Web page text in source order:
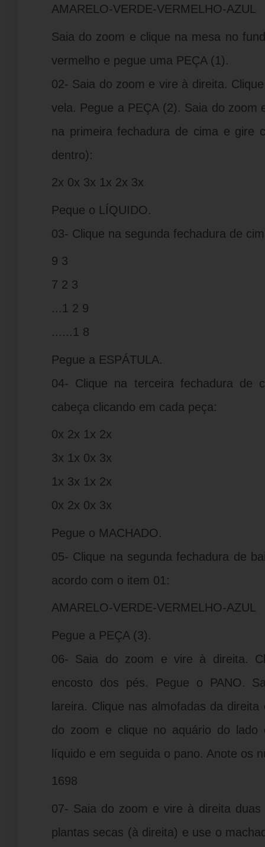
AMARELO-VERDE-VERMELHO-AZUL
Saia do zoom e clique na mesa no
vermelho e pegue uma PEÇA (1).
02- Saia do zoom e vire à direita.
vela. Pegue a PEÇA (2). Saia do zoom
na primeira fechadura de cima e gire
dentro):
2x 0x 3x 1x 2x 3x
Peque o LÍQUIDO.
03- Clique na segunda fechadura de
9 3
7 2 3
...1 2 9
......1 8
Pegue a ESPÁTULA.
04- Clique na terceira fechadura de
cabeça clicando em cada peça:
0x 2x 1x 2x
3x 1x 0x 3x
1x 3x 1x 2x
0x 2x 0x 3x
Pegue o MACHADO.
05- Clique na segunda fechadura de
acordo com o item 01:
AMARELO-VERDE-VERMELHO-AZUL
Pegue a PEÇA (3).
06- Saia do zoom e vire à direita.
encosto dos pés. Pegue o PANO.
lareira. Clique nas almofadas da
do zoom e clique no aquário do lado
líquido e em seguida o pano. Anote os
1698
07- Saia do zoom e vire à direita
plantas secas (à direita) e use o